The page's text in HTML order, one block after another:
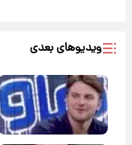
ویدیوهای بعدی